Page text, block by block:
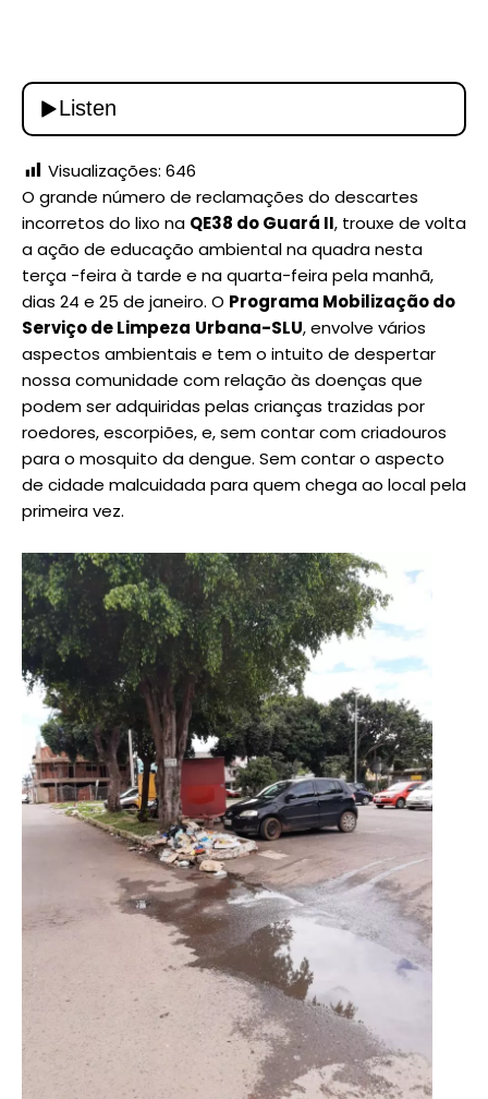
Visualizações: 646
O grande número de reclamações do descartes
incorretos do lixo na QE38 do Guará II, trouxe de volta
a ação de educação ambiental na quadra nesta
terça -feira à tarde e na quarta-feira pela manhã,
dias 24 e 25 de janeiro. O Programa Mobilização do
Serviço de Limpeza Urbana-SLU, envolve vários
aspectos ambientais e tem o intuito de despertar
nossa comunidade com relação às doenças que
podem ser adquiridas pelas crianças trazidas por
roedores, escorpiões, e, sem contar com criadouros
para o mosquito da dengue. Sem contar o aspecto
de cidade malcuidada para quem chega ao local pela
primeira vez.